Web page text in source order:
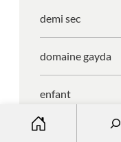
demi sec
domaine gayda
enfant
entreprise